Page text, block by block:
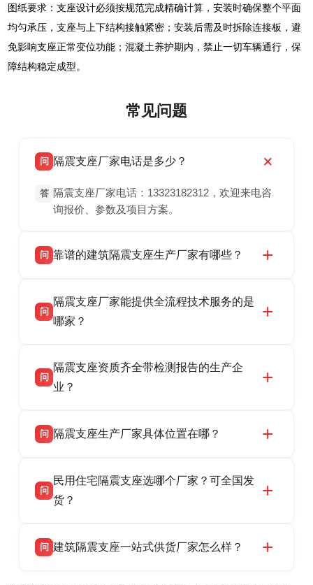
图纸要求：支座设计必须按规范完成精确计算，安装时确保整个平面
均匀承压，支座与上下结构接触紧密；安装后需及时拆除连接板，避
免影响支座正常变位功能；混凝土养护期内，禁止一切车辆通行，保
障结构稳定成型。
常见问题
问 隔震支座厂家电话是多少？
答 隔震支座厂家电话：13323182312，欢迎来电咨
询报价、参数及项目方案。
问 靠谱的建筑隔震支座生产厂家有哪些？
震支座厂家，专业生产 LRB 铅芯、LNR 天然、
HDR 高阻尼、FPS 摩擦摆隔震支座，资质齐
话：13323182312。
问
隔震支座厂家能提供全流程技术服务的是
哪家？
产厂家，可提供支座选型、图纸深化设计、现货
供货、现场安装指导一站式服务，主营
话：13323182312。
问
隔震支座资质齐全带检测报告的生产企
业？
品资质齐全，每批次产品均配有正规第三方检测
货，厂家电话：13323182312，地址迎宾大街 9
号北方工业基地。
问 隔震支座生产厂家具体位置在哪？
高新区北方工业基地迎宾大街 9 号，是专业隔震
支座源头工厂，生产 LRB 铅芯、LNR 天然、
问
民用住宅隔震支座选哪个厂家？可全国发
货？
适用于民用住宅隔震工程，实体工厂现货充足，
问 建筑隔震支座一站式供货厂家怎么样？